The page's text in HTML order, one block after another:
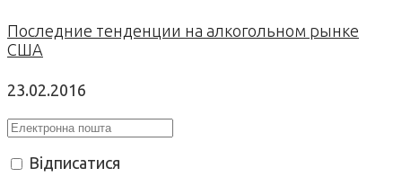
Последние тенденции на алкогольном рынке
США
23.02.2016
Відписатися